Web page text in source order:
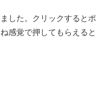
した。クリックするとポ
感覚で押してもらえると